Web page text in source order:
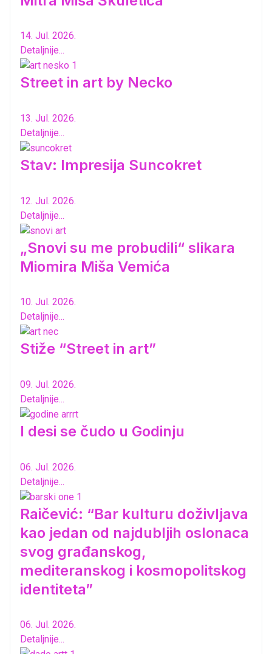
14. Jul. 2026.
Detaljnije...
Street in art by Necko
13. Jul. 2026.
Detaljnije...
Stav: Impresija Suncokret
12. Jul. 2026.
Detaljnije...
„Snovi su me probudili“ slikara
Miomira Miša Vemića
10. Jul. 2026.
Detaljnije...
Stiže “Street in art”
09. Jul. 2026.
Detaljnije...
I desi se čudo u Godinju
06. Jul. 2026.
Detaljnije...
Raičević: “Bar kulturu doživljava
kao jedan od najdubljih oslonaca
svog građanskog,
mediteranskog i kosmopolitskog
identiteta”
06. Jul. 2026.
Detaljnije...